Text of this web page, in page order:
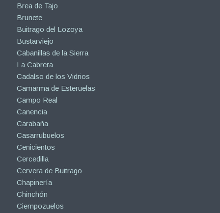
Brea de Tajo
Brunete
Buitrago del Lozoya
Bustarviejo
Cabanillas de la Sierra
La Cabrera
Cadalso de los Vidrios
Camarma de Esteruelas
Campo Real
Canencia
Carabaña
Casarrubuelos
Cenicientos
Cercedilla
Cervera de Buitrago
Chapinería
Chinchón
Ciempozuelos